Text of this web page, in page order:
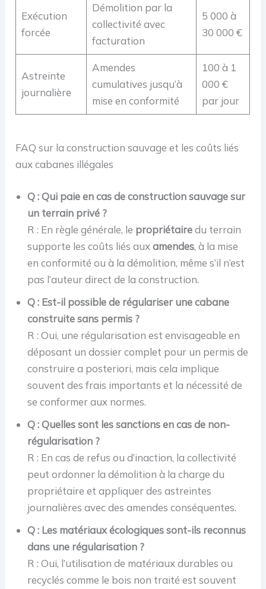
Exécution
forcée
Démolition par la
collectivité avec
facturation
5 000 à
30 000 €
Astreinte
journalière
Amendes
cumulatives jusqu’à
mise en conformité
100 à 1
000 €
par jour
FAQ sur la construction sauvage et les coûts liés
aux cabanes illégales
Q : Qui paie en cas de construction sauvage sur
un terrain privé ?
R : En règle générale, le propriétairedu terrain
supporte les coûts liés auxamendes, à la mise
en conformité ou à la démolition, même s’il n’est
pas l’auteur direct de la construction.
Q : Est-il possible de régulariser une cabane
construite sans permis ?
R : Oui, une régularisation est envisageable en
déposant un dossier complet pour un permis de
construire a posteriori, mais cela implique
souvent des frais importants et la nécessité de
se conformer aux normes.
Q : Quelles sont les sanctions en cas de non-
régularisation ?
R : En cas de refus ou d’inaction, la collectivité
peut ordonner la démolition à la charge du
propriétaire et appliquer des astreintes
journalières avec des amendes conséquentes.
Q : Les matériaux écologiques sont-ils reconnus
dans une régularisation ?
R : Oui, l’utilisation de matériaux durables ou
recyclés comme le bois non traité est souvent